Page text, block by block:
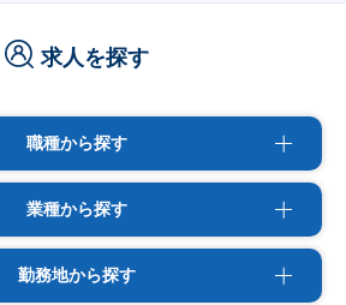
求人を探す
職種から探す
業種から探す
勤務地から探す